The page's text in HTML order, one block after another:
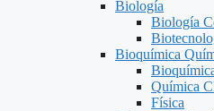
Biología
Biología
Bioquímica
Química
Física